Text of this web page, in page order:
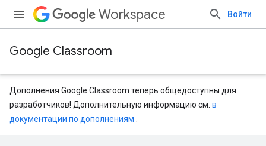
Workspace Войти
Google Classroom
Дополнения Google Classroom теперь общедоступны для
разработчиков! Дополнительную информацию см. в
документации по дополнениям